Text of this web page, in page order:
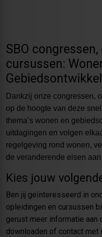
SBO
cursussen:
Dankzij onze congressen,
op de hoogte van deze
thema’s wonen en
uitdagingen en volgen
regelgeving rond wonen,
de veranderende eisen
Kies jouw
Ben jij geïnteresseerd in
opleidingen en cursussen
gerust meer informatie aan
downloaden of contact met